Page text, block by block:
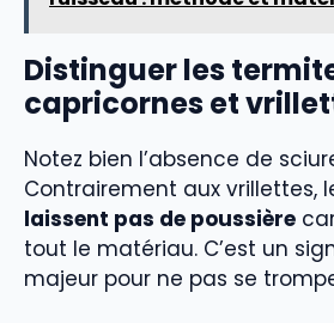
Distinguer les
capricornes et
Notez bien l’absence de
Contrairement aux vrillettes,
laissent pas de poussière
tout le matériau. C’est un
majeur pour ne pas se